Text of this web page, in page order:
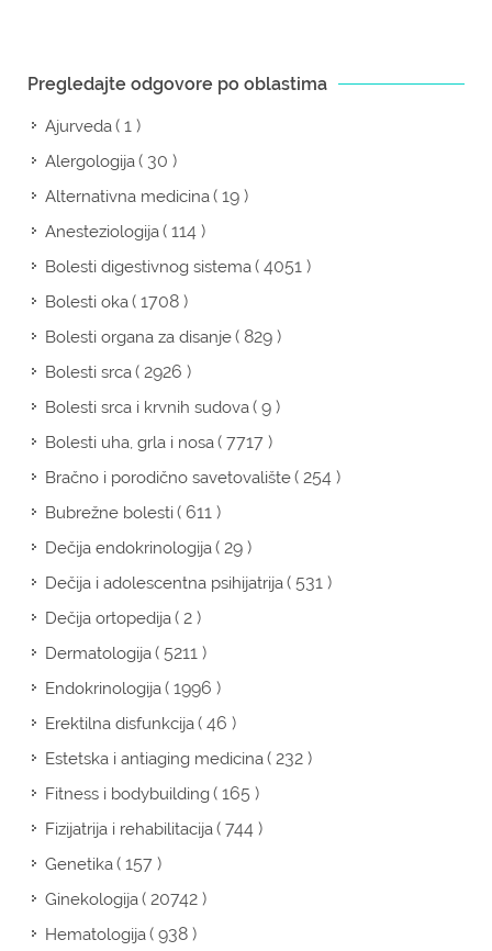
Pregledajte odgovore po oblastima
Ajurveda( 1 )
Alergologija( 30 )
Alternativna medicina( 19 )
Anesteziologija( 114 )
Bolesti digestivnog sistema( 4051 )
Bolesti oka( 1708 )
Bolesti organa za disanje( 829 )
Bolesti srca( 2926 )
Bolesti srca i krvnih sudova( 9 )
Bolesti uha, grla i nosa( 7717 )
Bračno i porodično savetovalište( 254 )
Bubrežne bolesti( 611 )
Dečija endokrinologija( 29 )
Dečija i adolescentna psihijatrija( 531 )
Dečija ortopedija( 2 )
Dermatologija( 5211 )
Endokrinologija( 1996 )
Erektilna disfunkcija( 46 )
Estetska i antiaging medicina( 232 )
Fitness i bodybuilding( 165 )
Fizijatrija i rehabilitacija( 744 )
Genetika( 157 )
Ginekologija( 20742 )
Hematologija( 938 )